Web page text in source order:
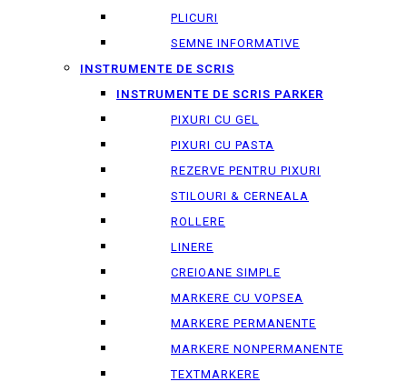
PLICURI
SEMNE INFORMATIVE
INSTRUMENTE DE SCRIS
INSTRUMENTE DE SCRIS PARKER
PIXURI CU GEL
PIXURI CU PASTA
REZERVE PENTRU PIXURI
STILOURI & СERNEALA
ROLLERE
LINERE
CREIOANE SIMPLE
MARKERE CU VOPSEA
MARKERE PERMANENTE
MARKERE NONPERMANENTE
TEXTMARKERE